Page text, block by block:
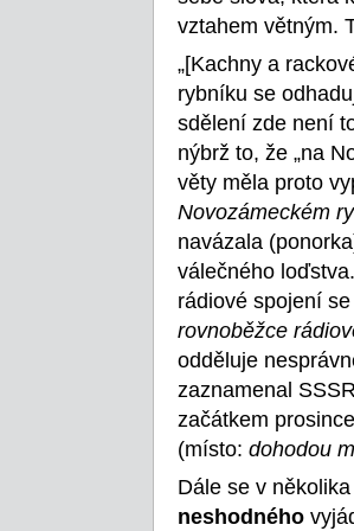
vztahem větným.
„[Kachny a
rybníku se
sdělení zde není
nýbrž to, že „na
věty měla proto
Novozámeckém
navázala
válečného
rádiové spojení
rovnoběžce
odděluje
zaznamenal
začátkem
(místo: dohodou
Dále se v
neshodného